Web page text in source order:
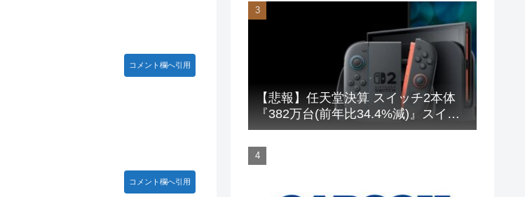
コメント欄へ引用
コメント欄へ引用
【悲報】任天堂決算 スイッチ2本体
『382万台(前年比34.4%減)』スイッ
チ本体『66万台(前年比31.8%減)』